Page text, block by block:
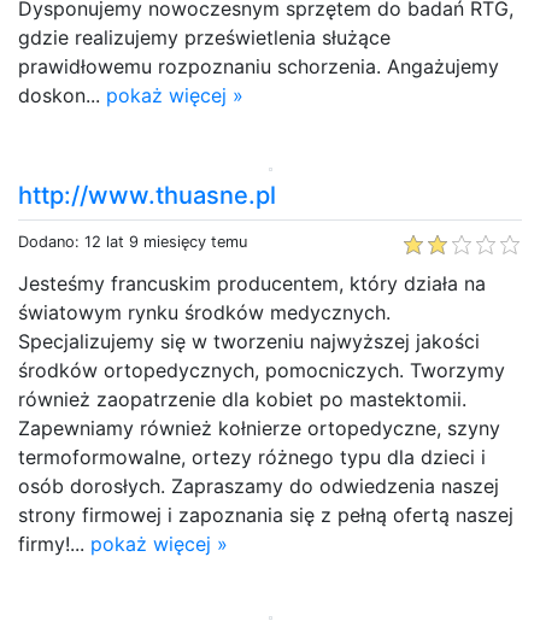
Dysponujemy nowoczesnym sprzętem do badań RTG,
gdzie realizujemy prześwietlenia służące
prawidłowemu rozpoznaniu schorzenia. Angażujemy
doskon... pokaż więcej »
http://www.thuasne.pl
Dodano: 12 lat 9 miesięcy temu
Jesteśmy francuskim producentem, który działa na
światowym rynku środków medycznych.
Specjalizujemy się w tworzeniu najwyższej jakości
środków ortopedycznych, pomocniczych. Tworzymy
również zaopatrzenie dla kobiet po mastektomii.
Zapewniamy również kołnierze ortopedyczne, szyny
termoformowalne, ortezy różnego typu dla dzieci i
osób dorosłych. Zapraszamy do odwiedzenia naszej
strony firmowej i zapoznania się z pełną ofertą naszej
firmy!... pokaż więcej »